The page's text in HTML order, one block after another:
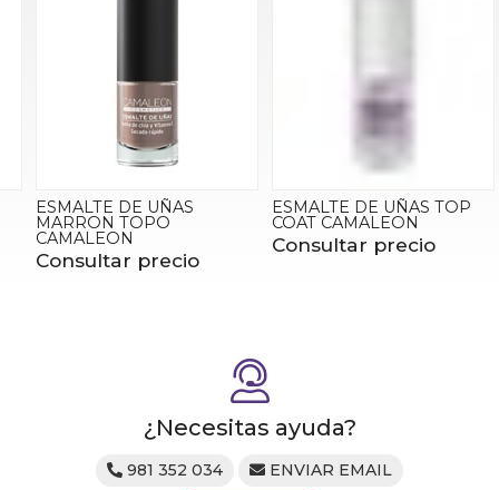
ESMALTE DE UÑAS
MARRON TOPO
CAMALEON
Consultar precio
ESMALTE DE UÑAS TOP
COAT CAMALEON
Consultar precio
¿Necesitas ayuda?
981 352 034
ENVIAR EMAIL